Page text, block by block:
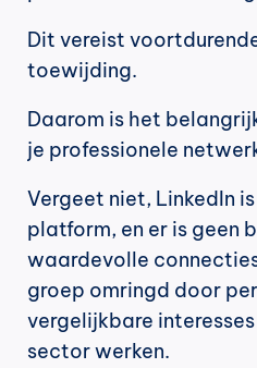
Dit vereist
toewijding.
Daarom is het
je professionele
Vergeet niet, LinkedIn
platform, en er is geen
waardevolle
groep omringd door
vergelijkbare
sector werken.